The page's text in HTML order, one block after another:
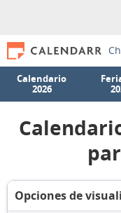
Calendario
2026
Opciones de